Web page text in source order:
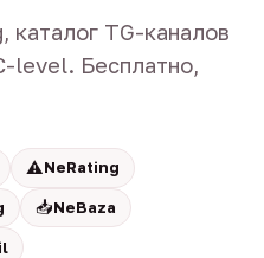
каталог TG-каналов
level. Бесплатно,
⚠️NeRating
📥NeBaza